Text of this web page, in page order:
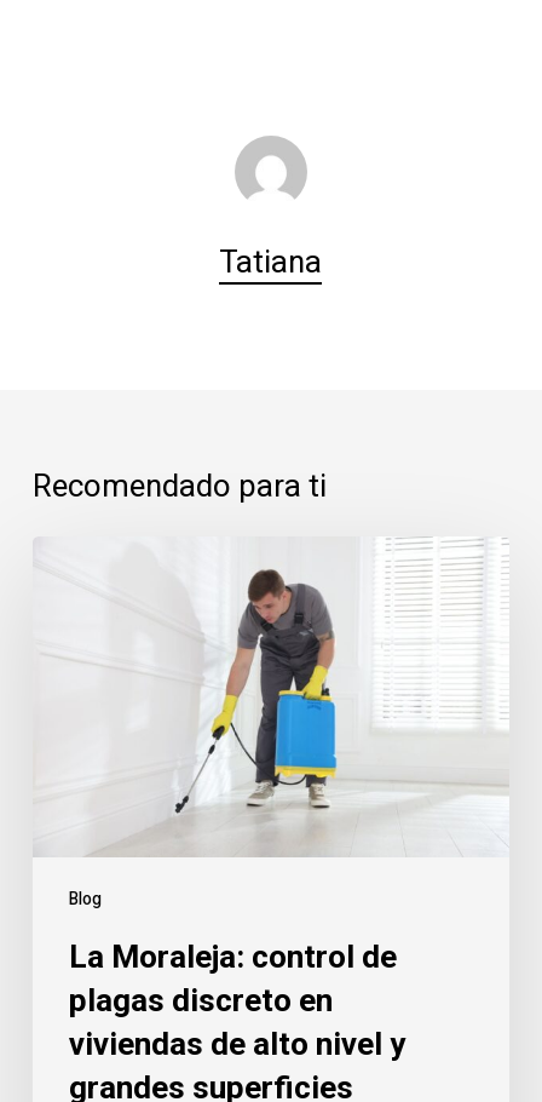
Tatiana
Recomendado para ti
Blog
de
viviendas
alto
nivel
grandes
superficies
La Moraleja: control de
plagas discreto en
viviendas de alto nivel y
grandes superficies